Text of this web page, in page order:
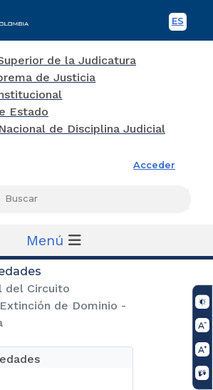
ES
Acceder
Menú
del Circuito
de Dominio -